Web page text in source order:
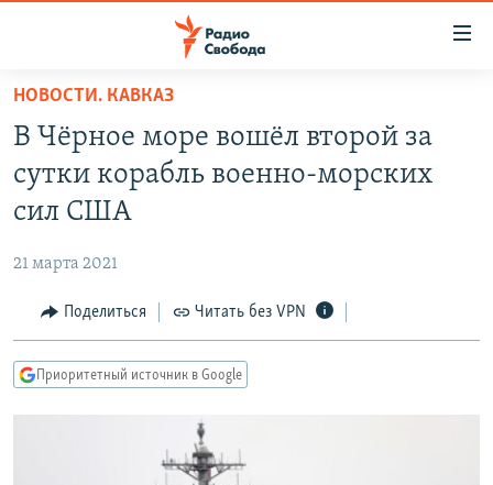
упрощенного
доступа
основному
Вернутся
Вернутся
ПОДКАСТЫ
АВТОРСКИЕ ПРОЕКТЫ
МНЕНИЯ
КУЛЬТУРА
КАВКАЗ.РЕАЛИИ
СИБИРЬ.РЕАЛИИ
НОВОСТИ. КАВКАЗ
В Чёрное море вошёл второй за
сутки корабль военно-морских
сил США
21 марта 2021
Поделиться Читать без VPN
Приоритетный источник в Google